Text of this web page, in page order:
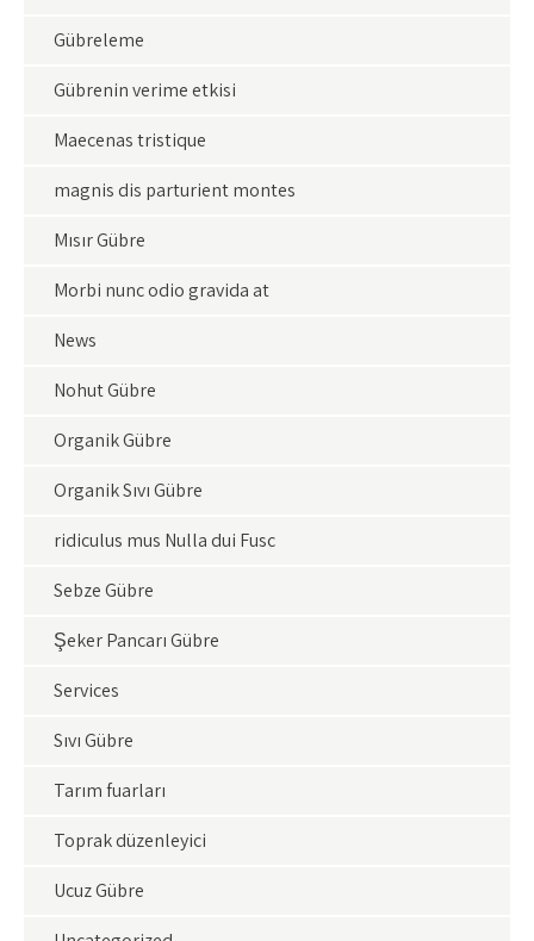
Gübreleme
Gübrenin verime etkisi
Maecenas tristique
magnis dis parturient montes
Mısır Gübre
Morbi nunc odio gravida at
News
Nohut Gübre
Organik Gübre
Organik Sıvı Gübre
ridiculus mus Nulla dui Fusc
Sebze Gübre
Şeker Pancarı Gübre
Services
Sıvı Gübre
Tarım fuarları
Toprak düzenleyici
Ucuz Gübre